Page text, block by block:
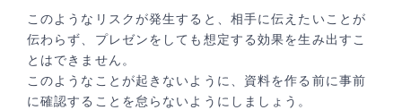
このようなリスクが発生すると、相手に伝えたいことが
伝わらず、プレゼンをしても想定する効果を生み出すこ
とはできません。
このようなことが起きないように、資料を作る前に事前
に確認することを怠らないようにしましょう。